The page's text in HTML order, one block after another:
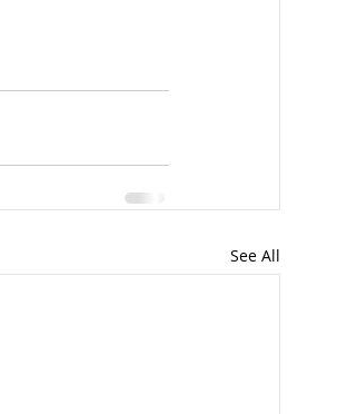
See All